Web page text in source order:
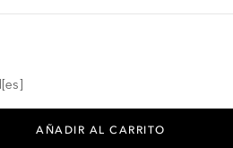
AÑADIR AL CARRITO